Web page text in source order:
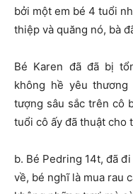
bởi một em bé 4 tuổi
thiệp và quăng nó, bà
Bé Karen đã đã bị
không hề yêu
tượng sâu sắc trên cô
tuổi cô ấy đã thuật cho
b. Bé Pedring 14t, đã
về, bé nghĩ là mua rau